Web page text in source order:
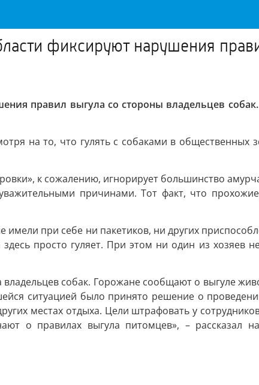
фиксируют нарушения
правил выгула со стороны владельцев
на то, что гулять с собаками в общественных
к сожалению, игнорирует большинство
причинами. Тот факт, что
при себе ни пакетиков, ни других
просто гуляет. При этом ни один из хозяев
собак. Горожане сообщают о выгуле
ситуацией было принято решение о
местах отдыха. Цели штрафовать у
о правилах выгула питомцев», – рассказал